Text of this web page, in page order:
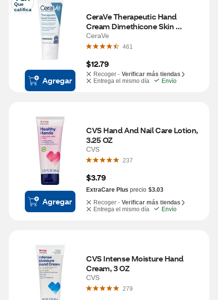
Que
califica
Agregar
CeraVe Therapeutic Hand
Cream Dimethicone Skin
Protectant, 3 OZ
CeraVe
461
$12.79
Recoger - Verificar más tiendas
Entrega el mismo día
Envío
Agregar
CVS Hand And Nail Care Lotion,
3.25 OZ
CVS
237
$3.79
ExtraCare Plus precio $3.03
Recoger - Verificar más tiendas
Entrega el mismo día
Envío
CVS Intense Moisture Hand
Cream, 3 OZ
CVS
279